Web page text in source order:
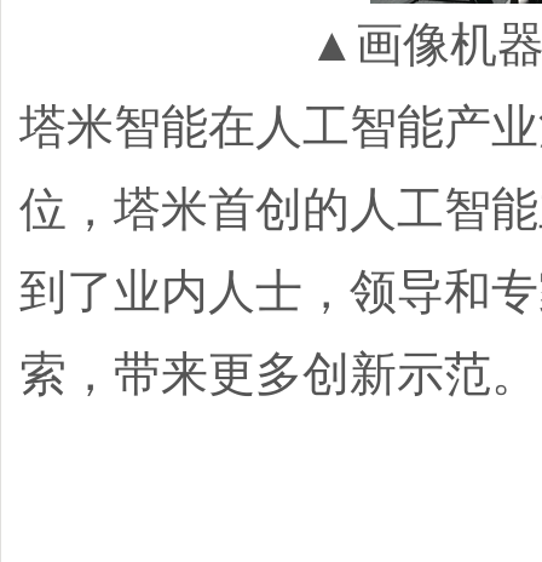
▲画像机
塔米智能在人工智能产
位，塔米首创的人工智
到了业内人士，领导和
索，带来更多创新示范。